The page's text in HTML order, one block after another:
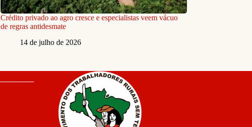
Crédito privado ao agro cresce e especialistas veem vácuo
de regras antidesmate
14 de julho de 2026